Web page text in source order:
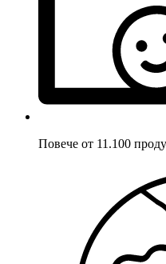
Повече от 11.100